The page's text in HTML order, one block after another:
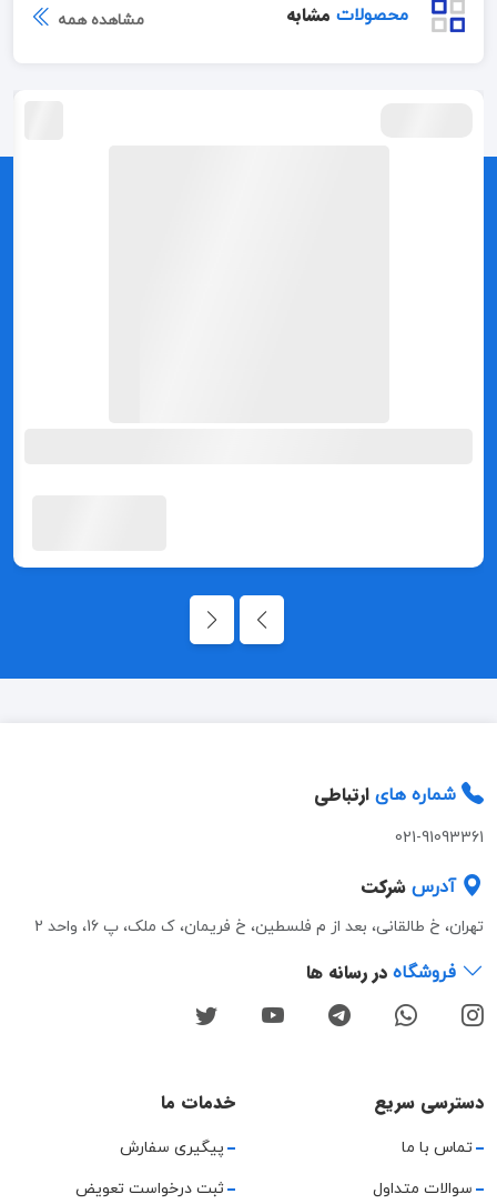
محصولات مشابه مشاهده همه
شماره های ارتباطی
021-91093361
آدرس شرکت
تهران، خ طالقانی، بعد از م فلسطین، خ فریمان، ک ملک، پ 16، واحد 2
فروشگاه در رسانه ها
دسترسی سریع
تماس با ما
سوالات متداول
خدمات ما
پیگیری سفارش
ثبت درخواست تعویض